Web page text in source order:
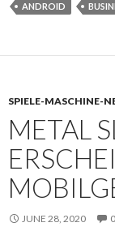
ANDROID
SPIELE-MASCHINE-
METAL
JUNE 28, 2020